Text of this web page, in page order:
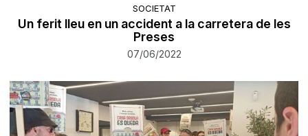
SOCIETAT
Un ferit lleu en un accident a la carretera de les
Preses
07/06/2022